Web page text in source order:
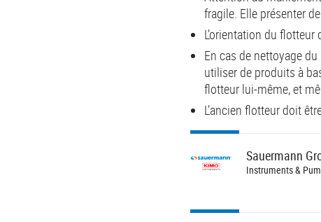
fragile. Elle présenter
L’orientation du
En cas de nettoyage
utiliser de produits à
flotteur lui-même, et
L’ancien flotteur doit
Sauermann
Instruments &